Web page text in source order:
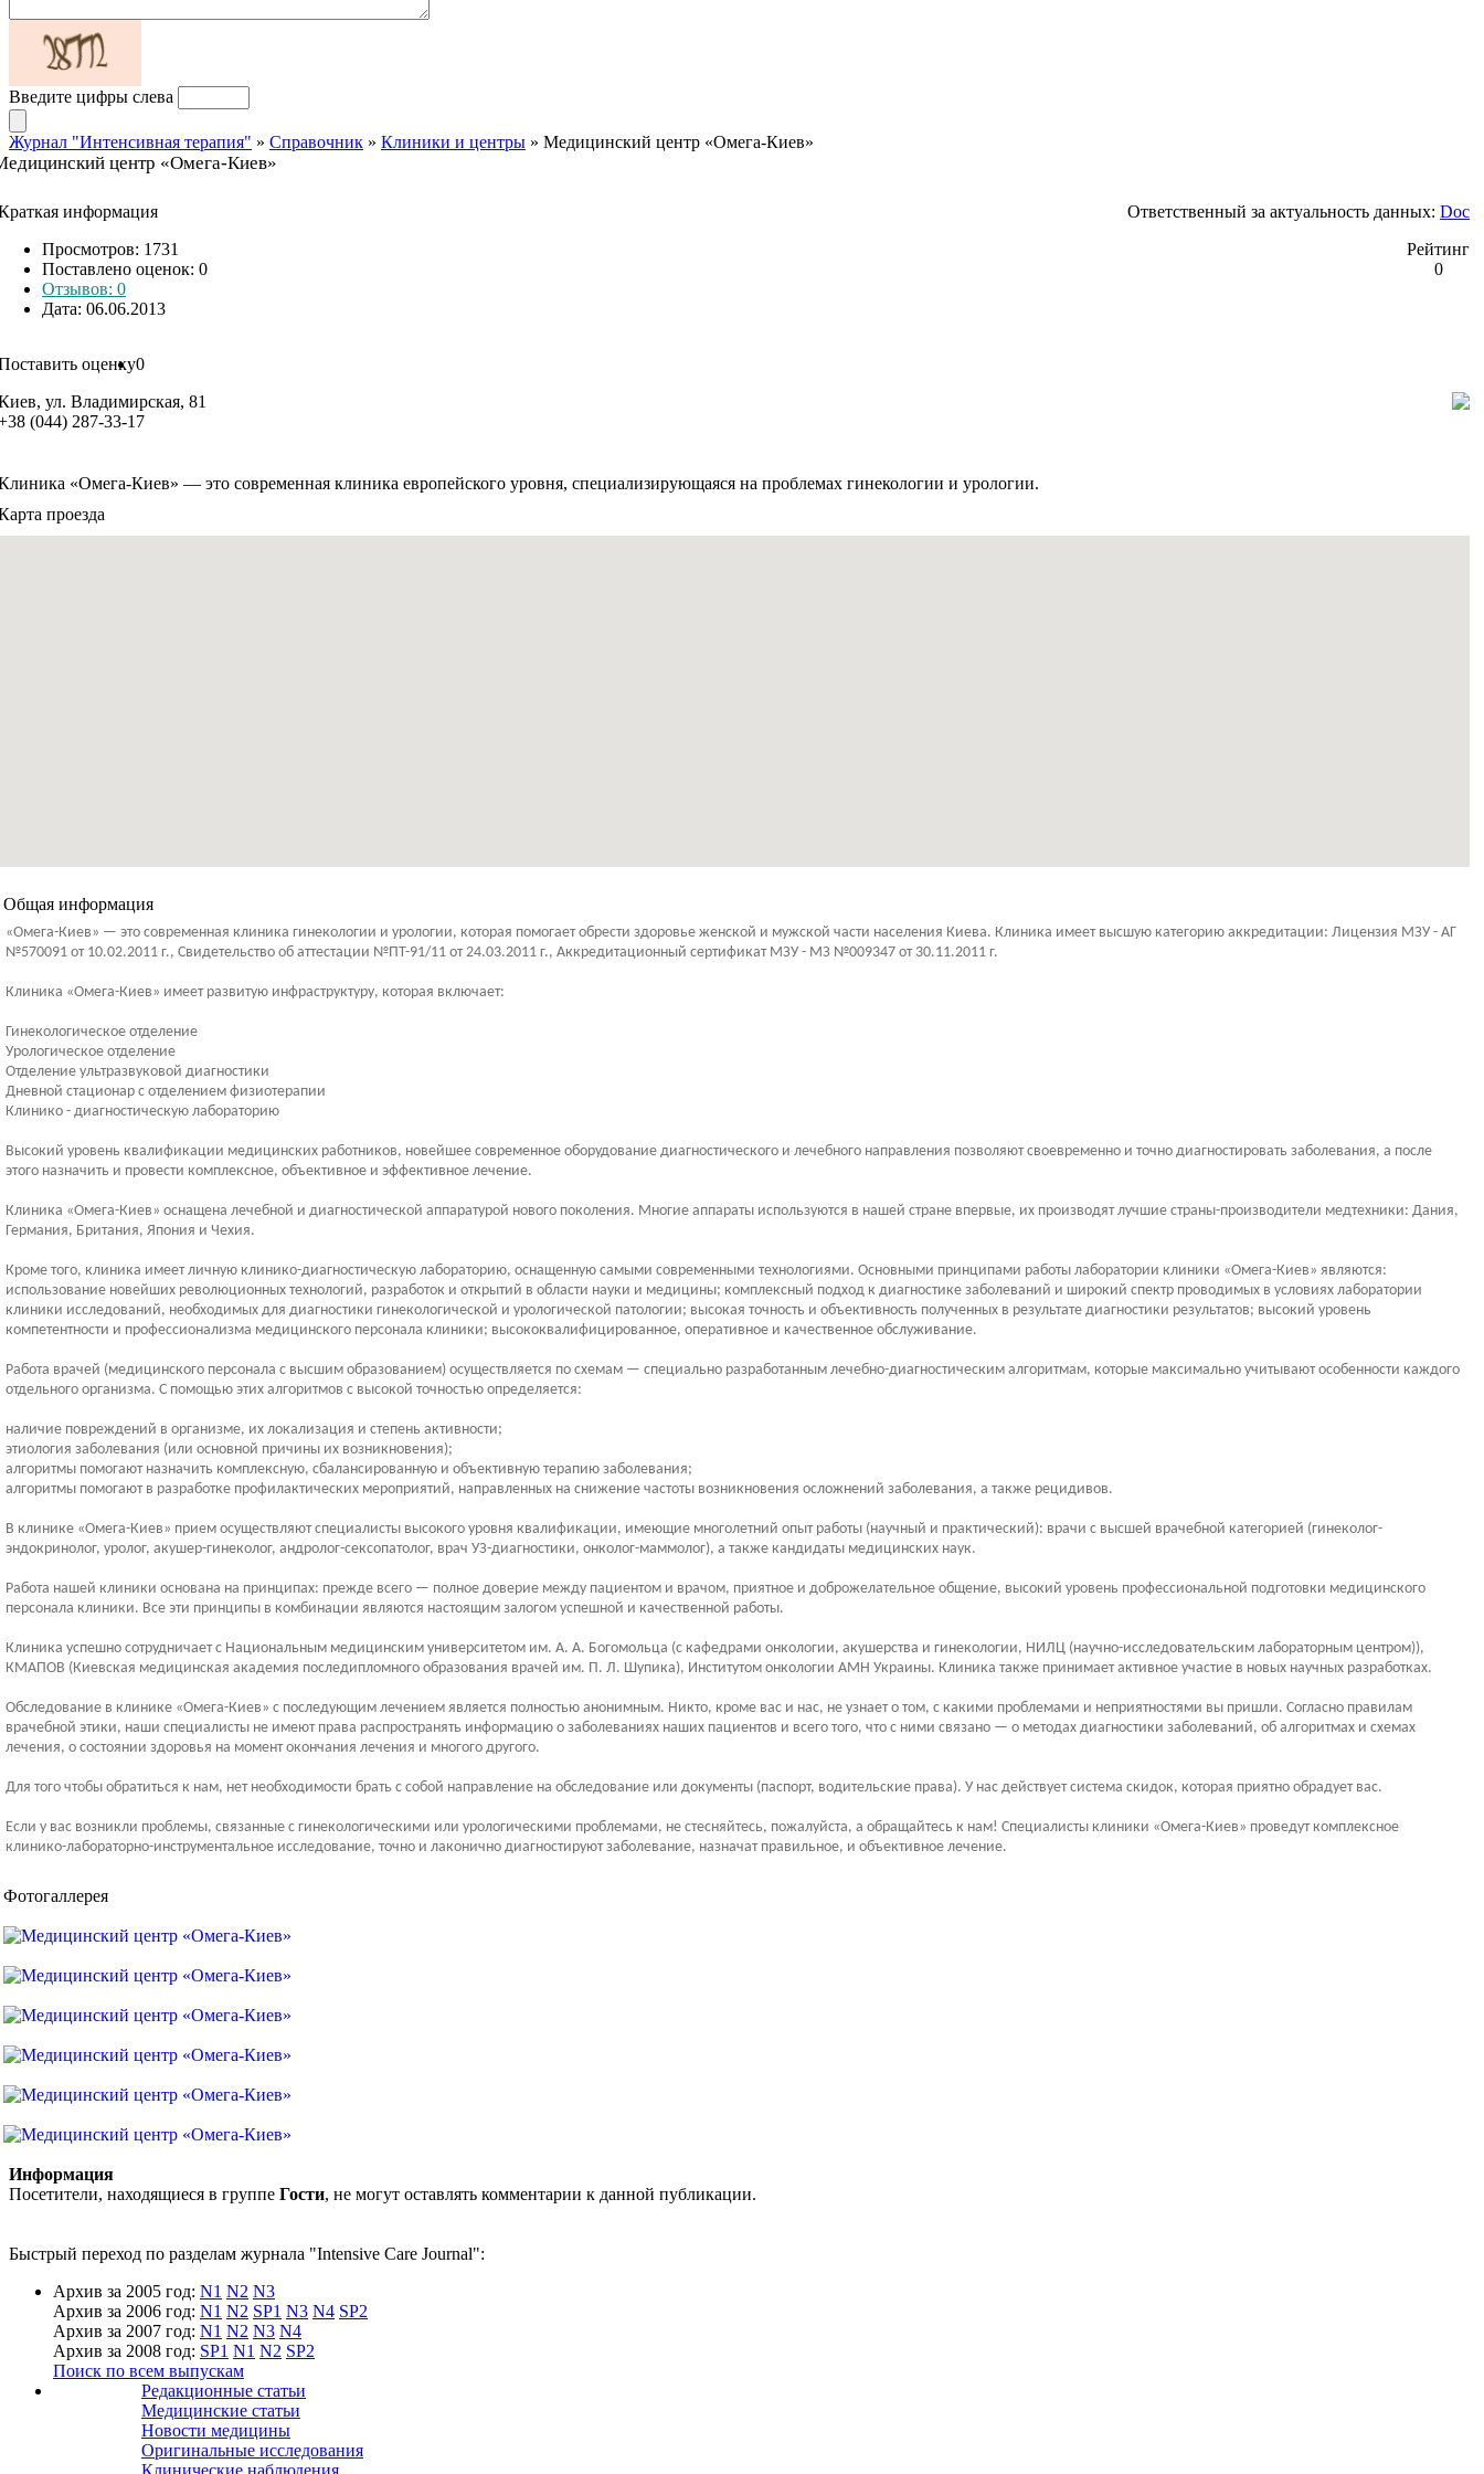
Введите цифры слева
Журнал "Интенсивная терапия" » Справочник » Клиники и центры » Медицинский центр «Омега-Киев»
центр «Омега-Киев»
информация Ответственный за актуальность данных: Doc
Рейтинг
0
Просмотров: 1731
Поставлено оценок: 0
Отзывов: 0
Дата: 06.06.2013
оценку0
ул. Владимирская, 81
(044) 287-33-17
«Омега-Киев» — это современная клиника европейского уровня, специализирующаяся на проблемах гинекологии и урологии.
проезда
Общая информация
«Омега-Киев» — это современная клиника гинекологии и урологии, которая помогает обрести здоровье женской и мужской части населения Киева. Клиника имеет высшую категорию аккредитации: Лицензия МЗУ - АГ
№570091 от 10.02.2011 г., Свидетельство об аттестации №ПТ-91/11 от 24.03.2011 г., Аккредитационный сертификат МЗУ - МЗ №009347 от 30.11.2011 г.
Клиника «Омега-Киев» имеет развитую инфраструктуру, которая включает:
Гинекологическое отделение
Урологическое отделение
Отделение ультразвуковой диагностики
Дневной стационар с отделением физиотерапии
Клинико - диагностическую лабораторию
Высокий уровень квалификации медицинских работников, новейшее современное оборудование диагностического и лечебного направления позволяют своевременно и точно диагностировать заболевания, а после
этого назначить и провести комплексное, объективное и эффективное лечение.
Клиника «Омега-Киев» оснащена лечебной и диагностической аппаратурой нового поколения. Многие аппараты используются в нашей стране впервые, их производят лучшие страны-производители медтехники: Дания,
Германия, Британия, Япония и Чехия.
Кроме того, клиника имеет личную клинико-диагностическую лабораторию, оснащенную самыми современными технологиями. Основными принципами работы лаборатории клиники «Омега-Киев» являются:
использование новейших революционных технологий, разработок и открытий в области науки и медицины; комплексный подход к диагностике заболеваний и широкий спектр проводимых в условиях лаборатории
клиники исследований, необходимых для диагностики гинекологической и урологической патологии; высокая точность и объективность полученных в результате диагностики результатов; высокий уровень
компетентности и профессионализма медицинского персонала клиники; высококвалифицированное, оперативное и качественное обслуживание.
Работа врачей (медицинского персонала с высшим образованием) осуществляется по схемам — специально разработанным лечебно-диагностическим алгоритмам, которые максимально учитывают особенности каждого
отдельного организма. С помощью этих алгоритмов с высокой точностью определяется:
наличие повреждений в организме, их локализация и степень активности;
этиология заболевания (или основной причины их возникновения);
алгоритмы помогают назначить комплексную, сбалансированную и объективную терапию заболевания;
алгоритмы помогают в разработке профилактических мероприятий, направленных на снижение частоты возникновения осложнений заболевания, а также рецидивов.
В клинике «Омега-Киев» прием осуществляют специалисты высокого уровня квалификации, имеющие многолетний опыт работы (научный и практический): врачи с высшей врачебной категорией (гинеколог-
эндокринолог, уролог, акушер-гинеколог, андролог-сексопатолог, врач УЗ-диагностики, онколог-маммолог), а также кандидаты медицинских наук.
Работа нашей клиники основана на принципах: прежде всего — полное доверие между пациентом и врачом, приятное и доброжелательное общение, высокий уровень профессиональной подготовки медицинского
персонала клиники. Все эти принципы в комбинации являются настоящим залогом успешной и качественной работы.
Клиника успешно сотрудничает с Национальным медицинским университетом им. А. А. Богомольца (с кафедрами онкологии, акушерства и гинекологии, НИЛЦ (научно-исследовательским лабораторным центром)),
КМАПОВ (Киевская медицинская академия последипломного образования врачей им. П. Л. Шупика), Институтом онкологии АМН Украины. Клиника также принимает активное участие в новых научных разработках.
Обследование в клинике «Омега-Киев» с последующим лечением является полностью анонимным. Никто, кроме вас и нас, не узнает о том, с какими проблемами и неприятностями вы пришли. Согласно правилам
врачебной этики, наши специалисты не имеют права распространять информацию о заболеваниях наших пациентов и всего того, что с ними связано — о методах диагностики заболеваний, об алгоритмах и схемах
лечения, о состоянии здоровья на момент окончания лечения и многого другого.
Для того чтобы обратиться к нам, нет необходимости брать с собой направление на обследование или документы (паспорт, водительские права). У нас действует система скидок, которая приятно обрадует вас.
Если у вас возникли проблемы, связанные с гинекологическими или урологическими проблемами, не стесняйтесь, пожалуйста, а обращайтесь к нам! Специалисты клиники «Омега-Киев» проведут комплексное
клинико-лабораторно-инструментальное исследование, точно и лаконично диагностируют заболевание, назначат правильное, и объективное лечение.
Фотогаллерея
Информация
Посетители, находящиеся в группе Гости, не могут оставлять комментарии к данной публикации.
Быстрый переход по разделам журнала "Intensive Care Journal":
Архив за 2005 год: N1 N2 N3
Архив за 2006 год: N1 N2 SP1 N3 N4 SP2
Архив за 2007 год: N1 N2 N3 N4
Архив за 2008 год: SP1 N1 N2 SP2
Поиск по всем выпускам
Редакционные статьи
Медицинские статьи
Новости медицины
Оригинальные исследования
Клинические наблюдения